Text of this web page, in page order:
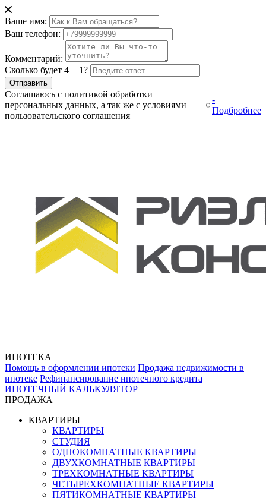
Ваше имя:
Ваш телефон:
Комментарий:
Сколько будет 4 + 1?
Отправить
Соглашаюсь с политикой обработки
персональных данных, а так же с условиями
пользовательского соглашения
-
Подбробнее
ИПОТЕКА
Помощь в оформлении ипотеки Продажа недвижимости в
ипотеке Рефинансирование ипотечного кредита
ИПОТЕЧНЫЙ КАЛЬКУЛЯТОР
ПРОДАЖА
КВАРТИРЫ
КВАРТИРЫ
СТУДИЯ
ОДНОКОМНАТНЫЕ КВАРТИРЫ
ДВУХКОМНАТНЫЕ КВАРТИРЫ
ТРЕХКОМНАТНЫЕ КВАРТИРЫ
ЧЕТЫРЕХКОМНАТНЫЕ КВАРТИРЫ
ПЯТИКОМНАТНЫЕ КВАРТИРЫ